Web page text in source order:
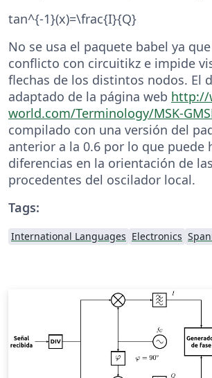
tan^{-1}(x)=\frac{I}{Q}
No se usa el paquete babel ya
conflicto con circuitikz e impide
flechas de los distintos nodos. El
adaptado de la página web http://
world.com/Terminology/MSK-
compilado con una versión del
anterior a la 0.6 por lo que puede
diferencias en la orientación de
procedentes del oscilador local.
Tags:
International Languages Electronics